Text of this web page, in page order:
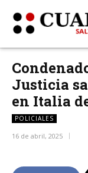
Justicia
en Italia
POLICIALES
16 de abril, 2025